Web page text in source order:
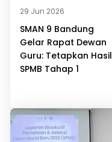
29 Jun 2026
SMAN 9 Bandung
Gelar Rapat Dewan
Guru: Tetapkan Hasil
SPMB Tahap 1